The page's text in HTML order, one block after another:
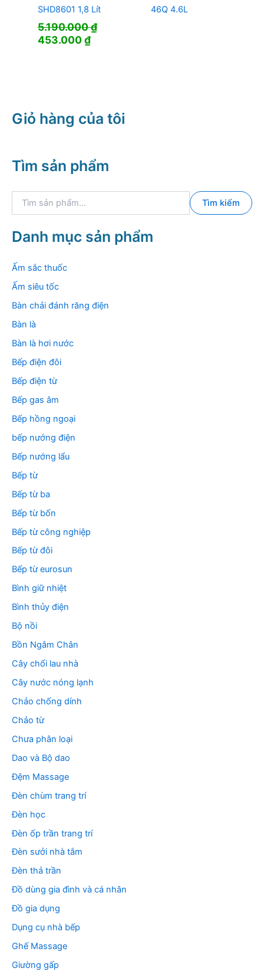
SHD8601 1,8 Lít
5.190.000₫
Giá
453.000₫Giá
46Q 4.6L
Giỏ hàng của tôi
Tìm sản phẩm
k
i
m
Tìm kiếm
Danh mục sản phẩm
Ấm sắc thuốc
Ấm siêu tốc
Bàn chải đánh răng điện
Bàn là
Bàn là hơi nước
Bếp điện đôi
Bếp điện từ
Bếp gas âm
Bếp hồng ngoại
bếp nướng điện
Bếp nướng lẩu
Bếp từ
Bếp từ ba
Bếp từ bốn
Bếp từ công nghiệp
Bếp từ đôi
Bếp từ eurosun
Bình giữ nhiệt
Bình thủy điện
Bộ nồi
Bồn Ngâm Chân
Cây chổi lau nhà
Cây nước nóng lạnh
Chảo chống dính
Chảo từ
Chưa phân loại
Dao và Bộ dao
Đệm Massage
Đèn chùm trang trí
Đèn học
Đèn ốp trần trang trí
Đèn sưởi nhà tắm
Đèn thả trần
Đồ dùng gia đình và cá nhân
Đồ gia dụng
Dụng cụ nhà bếp
Ghế Massage
Giường gấp